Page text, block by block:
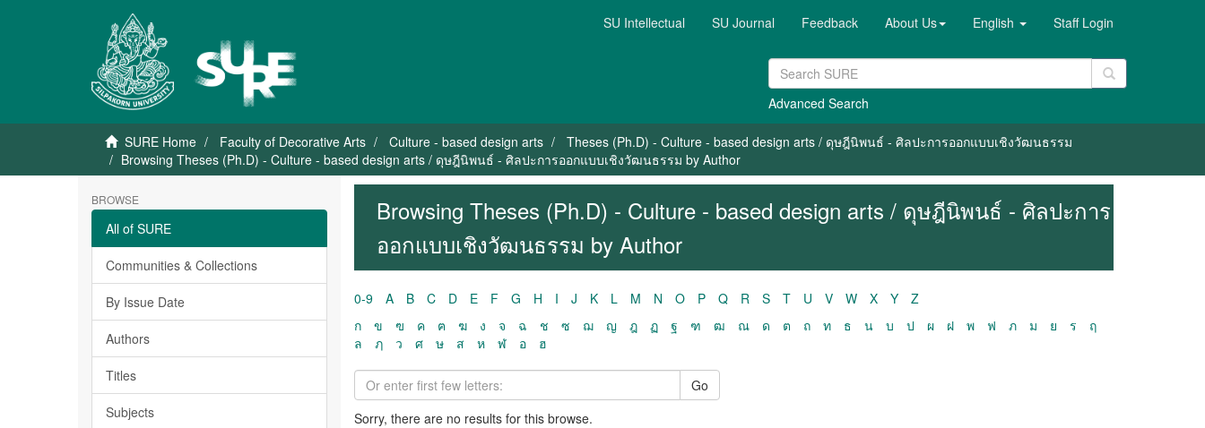
SU Intellectual SU Journal Feedback About Us English Staff Login
Advanced Search
SURE Home Faculty of Decorative Arts Culture - based design arts
Theses (Ph.D) - Culture - based design arts / ดุษฎีนิพนธ์ - ศิลปะการออกแบบเชิงวัฒนธรรม
Browsing Theses (Ph.D) - Culture - based design arts / ดุษฎีนิพนธ์ - ศิลปะการออกแบบเชิงวัฒนธรรม by Author
BROWSE
All of SURE
Communities & Collections
By Issue Date
Authors
Titles
Subjects
Browsing Theses (Ph.D) - Culture - based design arts / ดุษฎีนิพนธ์ - ศิลปะการ
ออกแบบเชิงวัฒนธรรม by Author
0-9 A B C D E F G H I J K L M N O P Q R S T U V W X Y
Z
ก
ข ฃ ค ฅ ฆ ง จ ฉ ช ซ ฌ ญ ฎ ฏ ฐ ฑ ฒ ณ ด ต ถ ท ธ น บ ป ผ ฝ พ ฟ ภ ม ย ร
ฤ
ล
ฦ ว ศ ษ ส ห ฬ อ ฮ
Go
Sorry, there are no results for this browse.